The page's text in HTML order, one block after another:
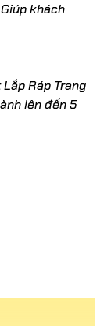
khách
Ráp Trang
lên đến 5